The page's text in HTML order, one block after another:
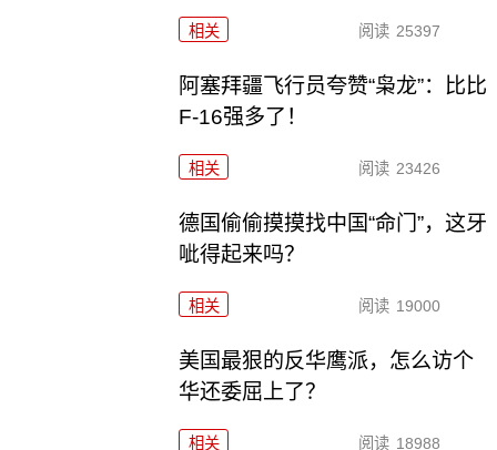
相关 阅读 25397
阿塞拜疆飞行员夸赞“枭龙”：比比
F-16强多了！
相关 阅读 23426
德国偷偷摸摸找中国“命门”，这牙
呲得起来吗？
相关 阅读 19000
美国最狠的反华鹰派，怎么访个
华还委屈上了？
相关 阅读 18988